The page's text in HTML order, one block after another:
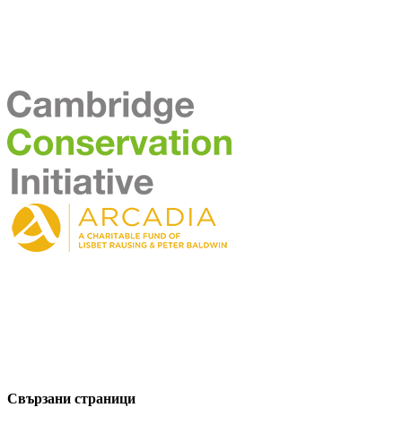
Свързани страници